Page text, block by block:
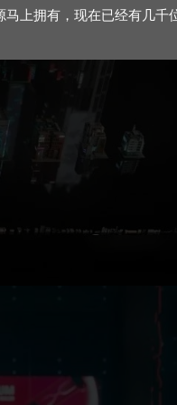
上拥有，现在已经有几千